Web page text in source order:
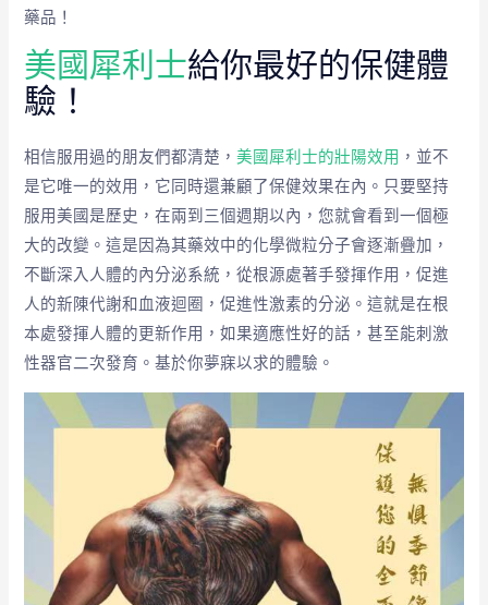
藥品！
美國犀利士給你最好的保健體
驗！
相信服用過的朋友們都清楚，美國犀利士的壯陽效用 ，並不
是它唯一的效用，它同時還兼顧了保健效果在內。只要堅持
服用美國是歷史，在兩到三個週期以內，您就會看到一個極
大的改變。這是因為其藥效中的化學微粒分子會逐漸疊加，
不斷深入人體的內分泌系統，從根源處著手發揮作用，促進
人的新陳代謝和血液迴圈，促進性激素的分泌。這就是在根
本處發揮人體的更新作用，如果適應性好的話，甚至能刺激
性器官二次發育。基於你夢寐以求的體驗。